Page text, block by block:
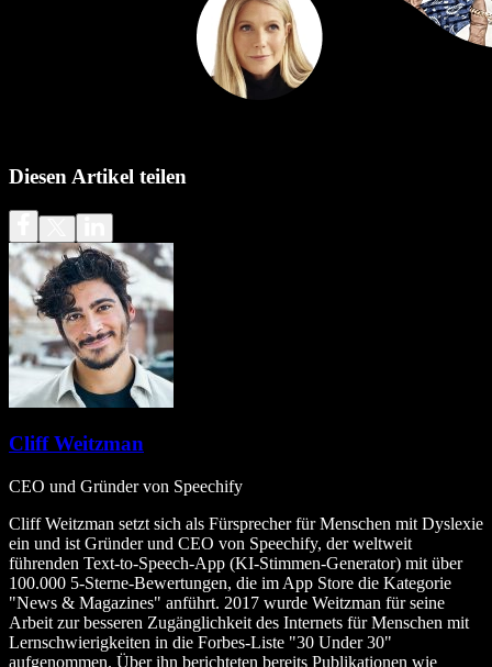
Diesen Artikel teilen
Cliff Weitzman
CEO und Gründer von Speechify
Cliff Weitzman setzt sich als Fürsprecher für Menschen mit Dyslexie
ein und ist Gründer und CEO von Speechify, der weltweit
führenden Text‑to‑Speech‑App (KI‑Stimmen‑Generator) mit über
100.000 5‑Sterne‑Bewertungen, die im App Store die Kategorie
"News & Magazines" anführt. 2017 wurde Weitzman für seine
Arbeit zur besseren Zugänglichkeit des Internets für Menschen mit
Lernschwierigkeiten in die Forbes‑Liste "30 Under 30"
aufgenommen. Über ihn berichteten bereits Publikationen wie